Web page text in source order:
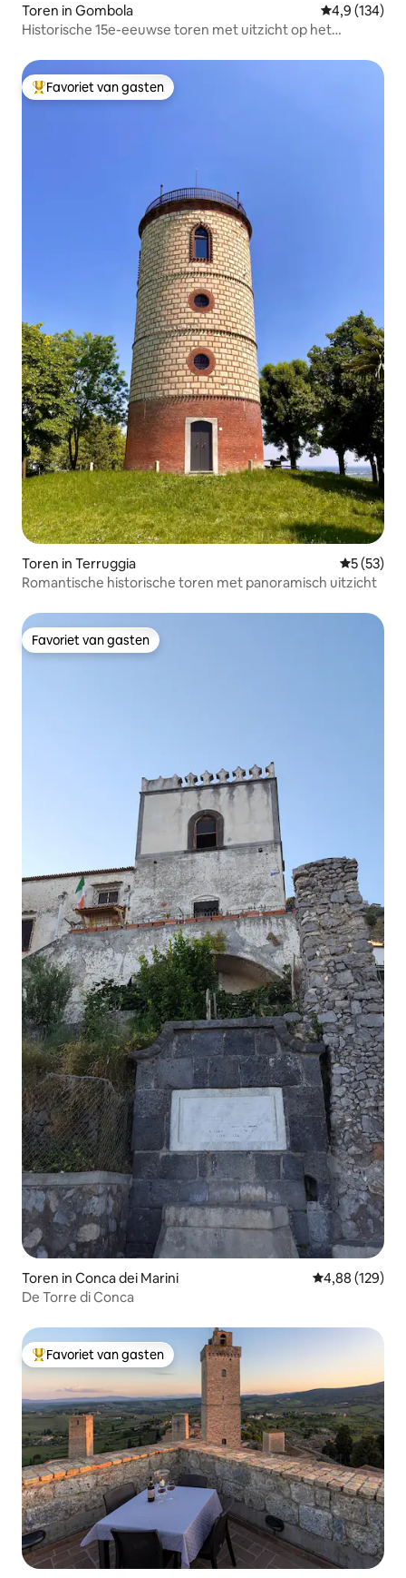
Toren in Gombola Gemiddelde
4,9 (134)
Historische 15e-eeuwse toren met uitzicht op het
Topfavoriet van gasten
Favoriet van gasten
Toren in Terruggia
5 (53)
Romantische historische toren met panoramisch uitzicht
Favoriet van gasten
Favoriet van gasten
Toren in Conca dei Marini Gemiddelde
4,88 (129)
De Torre di Conca
Topfavoriet van gasten
Favoriet van gasten